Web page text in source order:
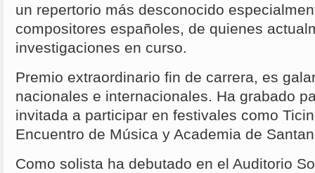
un repertorio más desconocido
compositores españoles, de quienes
investigaciones en curso.
Premio extraordinario fin de carrera, es
nacionales e internacionales. Ha grabado
invitada a participar en festivales como
Encuentro de Música y Academia de
Como solista ha debutado en el Auditorio